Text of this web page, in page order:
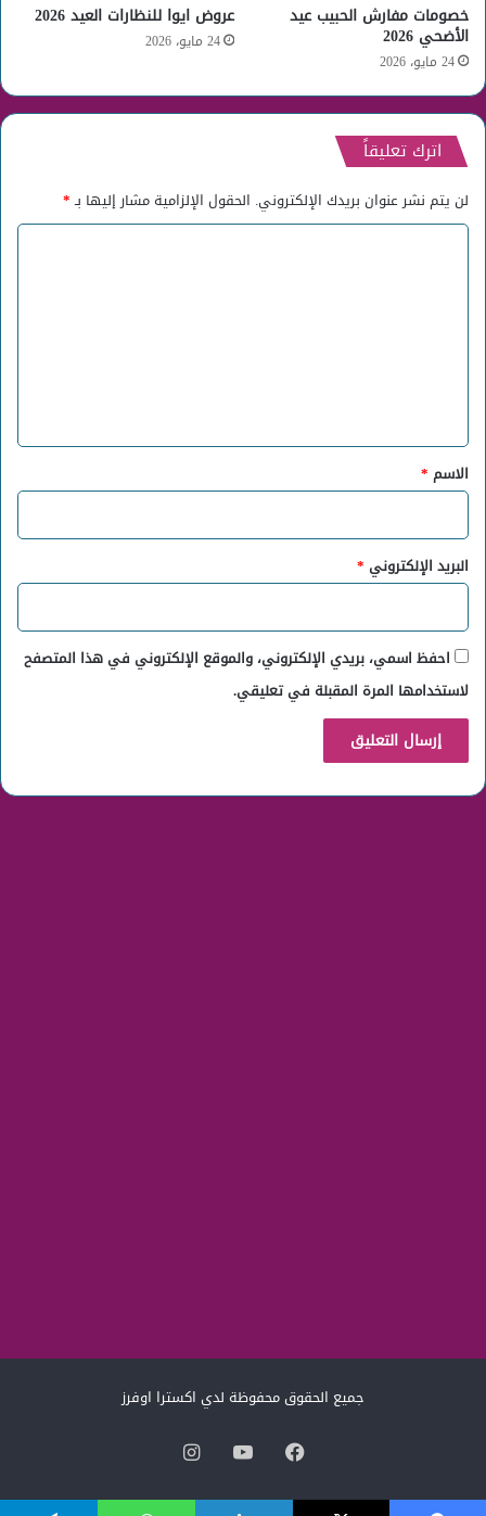
خصومات مفارش الحبيب عيد
الأضحي 2026
24 مايو، 2026
عروض ايوا للنظارات العيد 2026
24 مايو، 2026
اترك تعليقاً
لن يتم نشر عنوان بريدك الإلكتروني. الحقول الإلزامية مشار إليها بـ*
*
الاسم *
البريد الإلكتروني *
احفظ اسمي، بريدي الإلكتروني، والموقع الإلكتروني في هذا المتصفح
لاستخدامها المرة المقبلة في تعليقي.
جميع الحقوق محفوظة لدي اكسترا اوفرز
فيسبوك‫YouTubeانستقرام